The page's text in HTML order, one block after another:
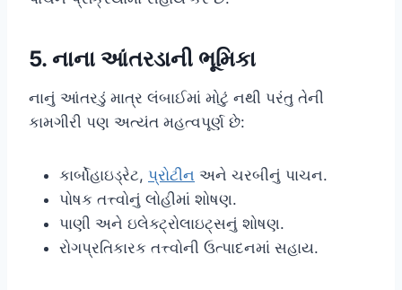
5. નાના આંતરડાની ભૂમિકા
નાનું આંતરડું માત્ર લંબાઈમાં મોટું નથી પરંતુ તેની
કામગીરી પણ અત્યંત મહત્વપૂર્ણ છે:
કાર્બોહાઇડ્રેટ, પ્રોટીન અને ચરબીનું પાચન.
પોષક તત્ત્વોનું લોહીમાં શોષણ.
પાણી અને ઇલેક્ટ્રોલાઇટ્સનું શોષણ.
રોગપ્રતિકારક તત્ત્વોની ઉત્પાદનમાં સહાય.